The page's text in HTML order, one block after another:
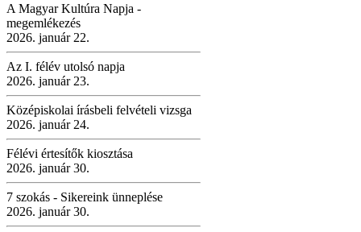
A Magyar Kultúra Napja -
megemlékezés
2026. január 22.
Az I. félév utolsó napja
2026. január 23.
Középiskolai írásbeli felvételi vizsga
2026. január 24.
Félévi értesítők kiosztása
2026. január 30.
7 szokás - Sikereink ünneplése
2026. január 30.